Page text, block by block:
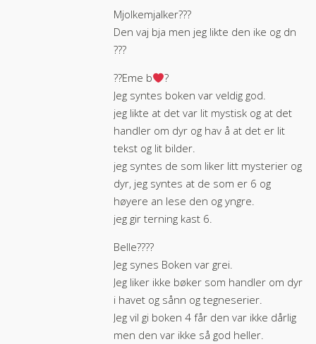
Mjolkemjalker?️‍??
Den vaj bja men jeg likte den ike og dn
???
??Eme b
?
Jeg syntes boken var veldig god.
jeg likte at det var lit mystisk og at det
handler om dyr og hav å at det er lit
tekst og lit bilder.
jeg syntes de som liker litt mysterier og
dyr, jeg syntes at de som er 6 og
høyere an lese den og yngre.
jeg gir terning kast 6.
Belle????
Jeg synes Boken var grei.
Jeg liker ikke bøker som handler om dyr
i havet og sånn og tegneserier.
Jeg vil gi boken 4 får den var ikke dårlig
men den var ikke så god heller.